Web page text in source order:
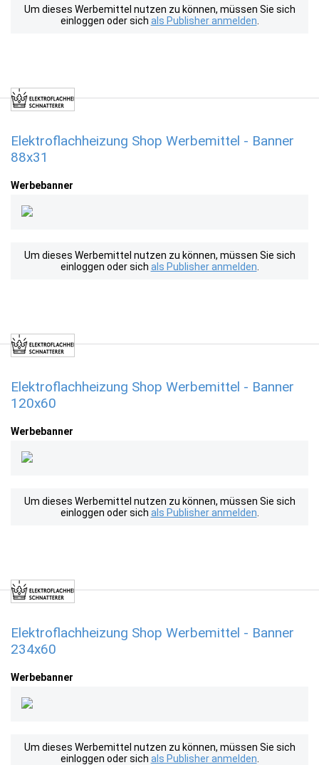
Um dieses Werbemittel nutzen zu können, müssen Sie sich
einloggen oder sich als Publisher anmelden
Elektroflachheizung Shop Werbemittel - Banner
88x31
Werbebanner
Um dieses Werbemittel nutzen zu können, müssen Sie sich
einloggen oder sich als Publisher anmelden
Elektroflachheizung Shop Werbemittel - Banner
120x60
Werbebanner
Um dieses Werbemittel nutzen zu können, müssen Sie sich
einloggen oder sich als Publisher anmelden
Elektroflachheizung Shop Werbemittel - Banner
234x60
Werbebanner
Um dieses Werbemittel nutzen zu können, müssen Sie sich
einloggen oder sich als Publisher anmelden